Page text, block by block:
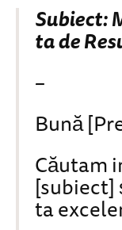
Subiect:
ta de
–
Bună
Căutam
[subiect]
ta